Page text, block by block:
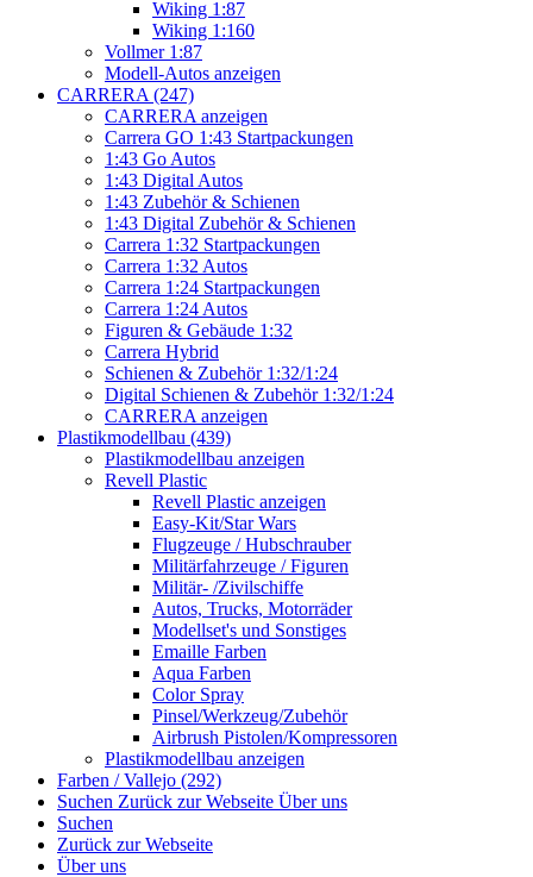
Wiking 1:87
Wiking 1:160
Vollmer 1:87
Modell-Autos anzeigen
CARRERA (247)
CARRERA anzeigen
Carrera GO 1:43 Startpackungen
1:43 Go Autos
1:43 Digital Autos
1:43 Zubehör & Schienen
1:43 Digital Zubehör & Schienen
Carrera 1:32 Startpackungen
Carrera 1:32 Autos
Carrera 1:24 Startpackungen
Carrera 1:24 Autos
Figuren & Gebäude 1:32
Carrera Hybrid
Schienen & Zubehör 1:32/1:24
Digital Schienen & Zubehör 1:32/1:24
CARRERA anzeigen
Plastikmodellbau (439)
Plastikmodellbau anzeigen
Revell Plastic
Revell Plastic anzeigen
Easy-Kit/Star Wars
Flugzeuge / Hubschrauber
Militärfahrzeuge / Figuren
Militär- /Zivilschiffe
Autos, Trucks, Motorräder
Modellset's und Sonstiges
Emaille Farben
Aqua Farben
Color Spray
Pinsel/Werkzeug/Zubehör
Airbrush Pistolen/Kompressoren
Plastikmodellbau anzeigen
Farben / Vallejo (292)
Suchen Zurück zur Webseite Über uns
Suchen
Zurück zur Webseite
Über uns